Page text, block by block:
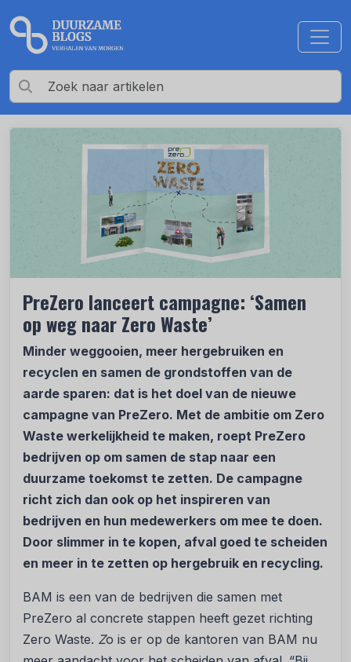
PreZero lanceert campagne: ‘Samen
op weg naar Zero Waste’
Minder weggooien, meer hergebruiken en
recyclen en samen de grondstoffen van de
aarde sparen: dat is het doel van de nieuwe
campagne van PreZero. Met de ambitie om Zero
Waste werkelijkheid te maken, roept PreZero
bedrijven op om samen de stap naar een
duurzame toekomst te zetten. De campagne
richt zich dan ook op het inspireren van
bedrijven en hun medewerkers om mee te doen.
Door slimmer in te kopen, afval goed te scheiden
en meer in te zetten op hergebruik en recycling.
BAM is een van de bedrijven die samen met
PreZero al concrete stappen heeft gezet richting
Zero Waste. Zo is er op de kantoren van BAM nu